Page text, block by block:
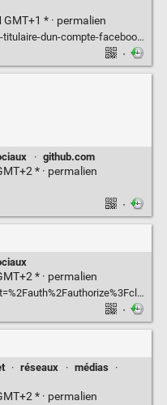
* · permalien
facebook-est-directeur-de-la-publication/
·
· github.com
* · permalien
·
* · permalien
·
· réseaux · médias
·
* · permalien